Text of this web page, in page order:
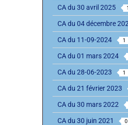
CA du 30 avril 2025 1
CA du 04 décembre
CA du 11-09-2024 1
CA du 01 mars 2024
CA du 28-06-2023 1
CA du 21 février 2023
CA du 30 mars 2022
CA du 30 juin 2021 0